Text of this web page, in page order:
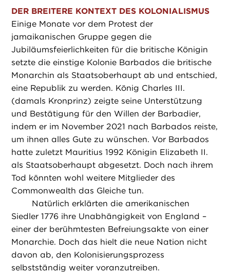
DER BREITERE KONTEXT DES KOLONIALISMUS
Einige Monate vor dem Protest der
jamaikanischen Gruppe gegen die
Jubiläumsfeierlichkeiten für die britische Königin
setzte die einstige Kolonie Barbados die britische
Monarchin als Staatsoberhaupt ab und entschied,
eine Republik zu werden. König Charles III.
(damals Kronprinz) zeigte seine Unterstützung
und Bestätigung für den Willen der Barbadier,
indem er im November 2021 nach Barbados reiste,
um ihnen alles Gute zu wünschen. Vor Barbados
hatte zuletzt Mauritius 1992 Königin Elizabeth II.
als Staatsoberhaupt abgesetzt. Doch nach ihrem
Tod könnten wohl weitere Mitglieder des
Commonwealth das Gleiche tun.
Natürlich erklärten die amerikanischen
Siedler 1776 ihre Unabhängigkeit von England –
einer der berühmtesten Befreiungsakte von einer
Monarchie. Doch das hielt die neue Nation nicht
davon ab, den Kolonisierungsprozess
selbstständig weiter voranzutreiben.